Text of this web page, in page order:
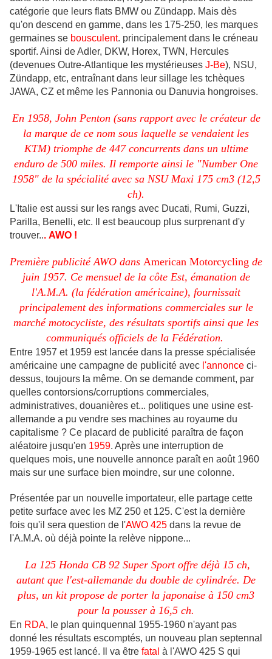
catégorie que leurs flats BMW ou Zündapp. Mais dès
qu'on descend en gamme, dans les 175-250, les marques
germaines se bousculent. principalement dans le créneau
sportif. Ainsi de Adler, DKW, Horex, TWN, Hercules
(devenues Outre-Atlantique les mystérieuses J-Be), NSU,
Zündapp, etc, entraînant dans leur sillage les tchèques
JAWA, CZ et même les Pannonia ou Danuvia hongroises.
En 1958, John Penton (sans rapport avec le créateur de
la marque de ce nom sous laquelle se vendaient les
KTM) triomphe de 447 concurrents dans un ultime
enduro de 500 miles. Il remporte ainsi le "Number One
1958" de la spécialité avec sa NSU Maxi 175 cm3 (12,5
ch).
L'Italie est aussi sur les rangs avec Ducati, Rumi, Guzzi,
Parilla, Benelli, etc. Il est beaucoup plus surprenant d'y
trouver... AWO !
Première publicité AWO dans American Motorcycling de
juin 1957. Ce mensuel de la côte Est, émanation de
l'A.M.A. (la fédération américaine), fournissait
principalement des informations commerciales sur le
marché motocycliste, des résultats sportifs ainsi que les
communiqués officiels de la Fédération.
Entre 1957 et 1959 est lancée dans la presse spécialisée
américaine une campagne de publicité avec l'annonce ci-
dessus, toujours la même. On se demande comment, par
quelles contorsions/corruptions commerciales,
administratives, douanières et... politiques une usine est-
allemande a pu vendre ses machines au royaume du
capitalisme ? Ce placard de publicité paraîtra de façon
aléatoire jusqu'en 1959. Après une interruption de
quelques mois, une nouvelle annonce paraît en août 1960
mais sur une surface bien moindre, sur une colonne.
Présentée par un nouvelle importateur, elle partage cette
petite surface avec les MZ 250 et 125. C'est la dernière
fois qu'il sera question de l'AWO 425 dans la revue de
l'A.M.A. où déjà pointe la relève nippone...
La 125 Honda CB 92 Super Sport offre déjà 15 ch,
autant que l'est-allemande du double de cylindrée. De
plus, un kit propose de porter la japonaise à 150 cm3
pour la pousser à 16,5 ch.
En RDA, le plan quinquennal 1955-1960 n'ayant pas
donné les résultats escomptés, un nouveau plan septennal
1959-1965 est lancé. Il va être fatal à l'AWO 425 S qui